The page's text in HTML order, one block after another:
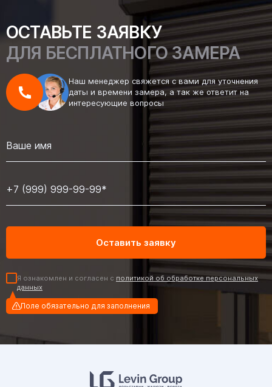
ОСТАВЬТЕ ЗАЯВКУ
ДЛЯ БЕСПЛАТНОГО ЗАМЕРА
Наш менеджер свяжется с вами для уточнения
даты и времени замера, а так же ответит на
интересующие вопросы
Я ознакомлен и согласен с политикой об обработке персональных
данных
Поле обязательно для заполнения